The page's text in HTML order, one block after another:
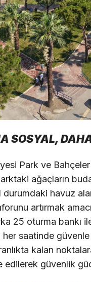
SOSYAL,
Park ve
ağaçların
havuz
artırmak
25 oturma bankı
her saatinde
kalan
edilerek güvenlik